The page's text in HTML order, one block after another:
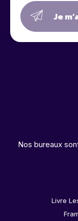
Je
Nos bureaux
Livre